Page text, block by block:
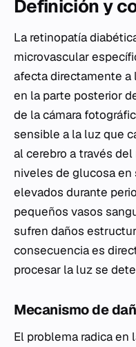
Definición y
La retinopatía
microvascular
afecta directamente a
en la parte posterior
de la cámara
sensible a la luz que
al cerebro a través
niveles de glucosa
elevados durante
pequeños vasos
sufren daños
consecuencia es
procesar la luz se
Mecanismo de
El problema radica en